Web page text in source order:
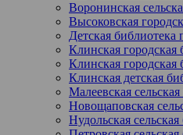
Воронинская
Высоковская
Детская
Клинская
Клинская
Клинская детская
Малеевская
Новощаповская
Нудольская